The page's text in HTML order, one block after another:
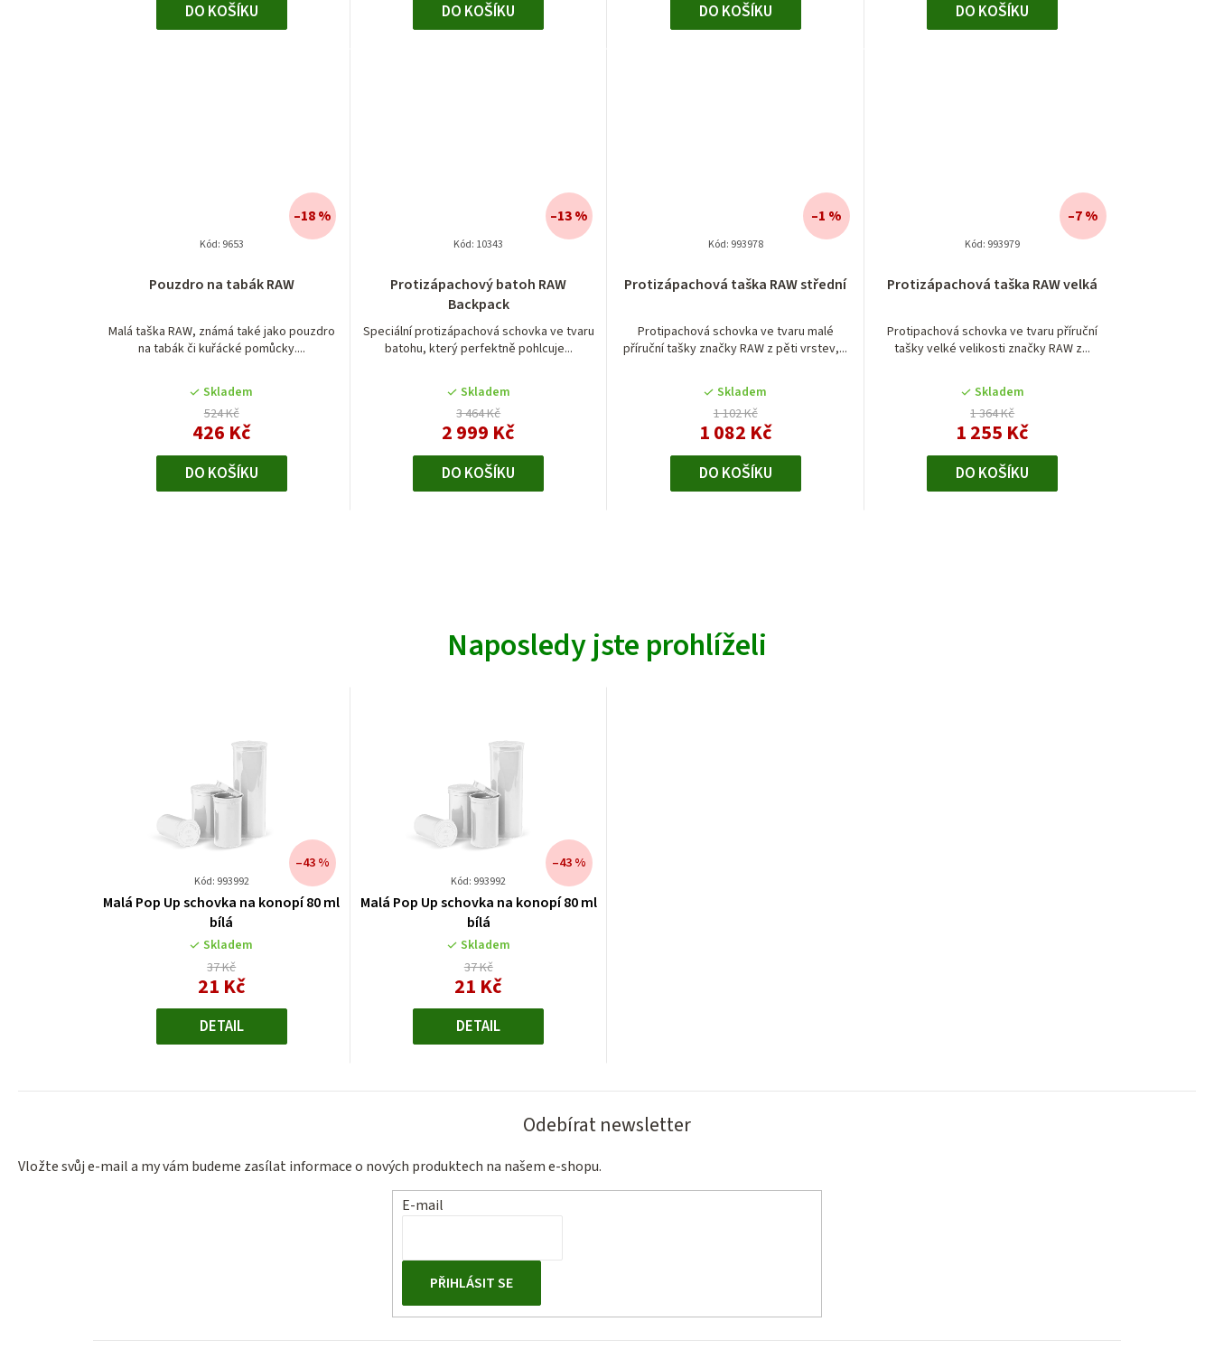
DO KOŠÍKU DO KOŠÍKU DO KOŠÍKU DO KOŠÍKU
Pouzdro na tabák RAW
Malá taška RAW, známá také jako pouzdro
na tabák či kuřácké pomůcky....
Skladem
524 Kč
426 Kč
–18 %
DO KOŠÍKU
Kód: 9653
Protizápachový batoh RAW
Backpack
Speciální protizápachová schovka ve tvaru
batohu, který perfektně pohlcuje...
Skladem
3 464 Kč
2 999 Kč
–13 %
DO KOŠÍKU
Kód: 10343
Protizápachová taška RAW střední
Protipachová schovka ve tvaru malé
příruční tašky značky RAW z pěti vrstev,...
Skladem
1 102 Kč
1 082 Kč
–1 %
DO KOŠÍKU
Kód: 993978
Protizápachová taška RAW velká
Protipachová schovka ve tvaru příruční
tašky velké velikosti značky RAW z...
Skladem
1 364 Kč
1 255 Kč
–7 %
DO KOŠÍKU
Kód: 993979
Naposledy jste prohlíželi
Kód: 993992
Malá Pop Up schovka na konopí 80 ml
bílá
Skladem
37 Kč
–43 %
21 KčMěrná
DETAIL
Kód: 993992
Malá Pop Up schovka na konopí 80 ml
bílá
Skladem
37 Kč
–43 %
21 KčMěrná
DETAIL
Odebírat newsletter
Vložte svůj e-mail a my vám budeme zasílat informace o nových produktech na našem e-shopu.
E-mail
PŘIHLÁSIT SE